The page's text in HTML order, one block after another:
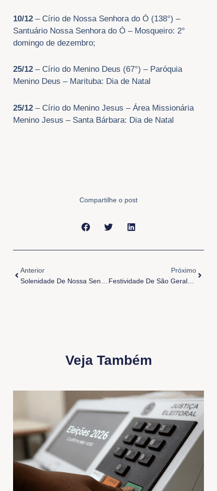
10/12– Círio de Nossa Senhora do Ó (138°) –
Santuário Nossa Senhora do Ó – Mosqueiro: 2°
domingo de dezembro;
25/12– Círio do Menino Deus (67°) – Paróquia
Menino Deus – Marituba: Dia de Natal
25/12– Círio do Menino Jesus – Área Missionária
Menino Jesus – Santa Bárbara: Dia de Natal
Compartilhe o post
Anterior
Próximo
Festividade De São Geraldo Magela
Veja Também